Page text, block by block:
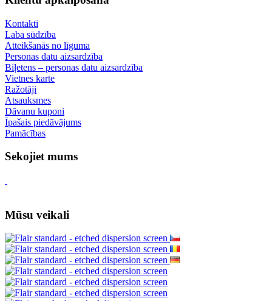
Kontakti
Laba sūdzība
Atteikšanās no līguma
Personas datu aizsardzība
Biļetens – personas datu aizsardzība
Vietnes karte
Ražotāji
Atsauksmes
Dāvanu kuponi
Īpašais piedāvājums
Pamācības
Sekojiet mums
Mūsu veikali